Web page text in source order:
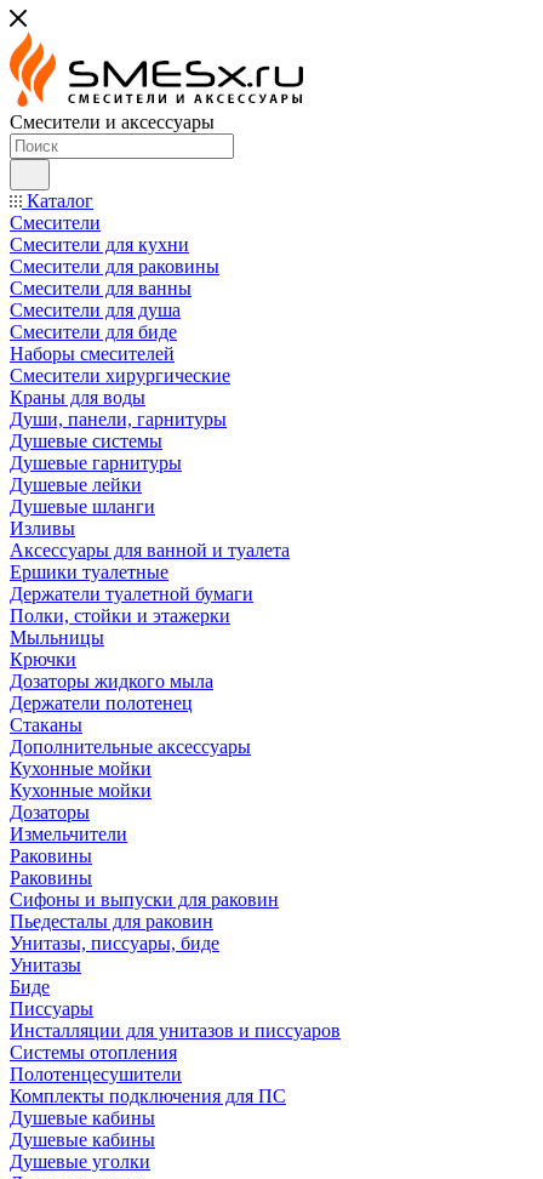
Смесители и аксессуары
Каталог
Смесители
Смесители для кухни
Смесители для раковины
Смесители для ванны
Смесители для душа
Смесители для биде
Наборы смесителей
Смесители хирургические
Краны для воды
Души, панели, гарнитуры
Душевые системы
Душевые гарнитуры
Душевые лейки
Душевые шланги
Изливы
Аксессуары для ванной и туалета
Ершики туалетные
Держатели туалетной бумаги
Полки, стойки и этажерки
Мыльницы
Крючки
Дозаторы жидкого мыла
Держатели полотенец
Стаканы
Дополнительные аксессуары
Кухонные мойки
Кухонные мойки
Дозаторы
Измельчители
Раковины
Раковины
Сифоны и выпуски для раковин
Пьедесталы для раковин
Унитазы, писсуары, биде
Унитазы
Биде
Писсуары
Инсталляции для унитазов и писсуаров
Системы отопления
Полотенцесушители
Комплекты подключения для ПС
Душевые кабины
Душевые кабины
Душевые уголки